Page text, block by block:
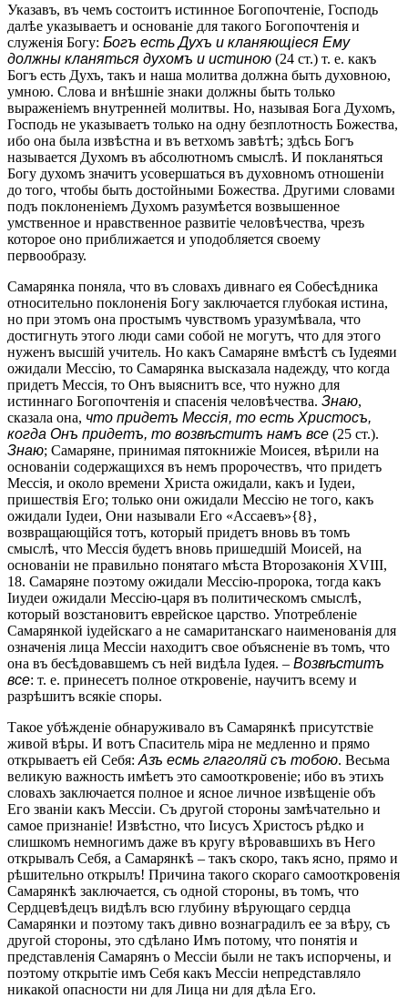
Указавъ, въ чемъ состоитъ истинное Богопочтеніе, Господь
далѣе указываетъ и основаніе для такого Богопочтенія и
служенія Богу: Богъ есть Духъ и кланяющіеся Ему
должны кланяться духомъ и истиною (24 ст.) т. е. какъ
Богъ есть Духъ, такъ и наша молитва должна быть духовною,
умною. Слова и внѣшніе знаки должны быть только
выраженіемъ внутренней молитвы. Но, называя Бога Духомъ,
Господь не указываетъ только на одну безплотность Божества,
ибо она была извѣстна и въ ветхомъ завѣтѣ; здѣсь Богъ
называется Духомъ въ абсолютномъ смыслѣ. И покланяться
Богу духомъ значитъ усовершаться въ духовномъ отношеніи
до того, чтобы быть достойными Божества. Другими словами
подъ поклоненіемъ Духомъ разумѣется возвышенное
умственное и нравственное развитіе человѣчества, чрезъ
которое оно приближается и уподобляется своему
первообразу.
Самарянка поняла, что въ словахъ дивнаго ея Собесѣдника
относительно поклоненія Богу заключается глубокая истина,
но при этомъ она простымъ чувствомъ уразумѣвала, что
достигнуть этого люди сами собой не могутъ, что для этого
нуженъ высшій учитель. Но какъ Самаряне вмѣстѣ съ Іудеями
ожидали Мессію, то Самарянка высказала надежду, что когда
придетъ Мессія, то Онъ выяснитъ все, что нужно для
истиннаго Богопочтенія и спасенія человѣчества. Знаю,
сказала она, что придетъ Мессія, то есть Христосъ,
когда Онъ придетъ, то возвѣститъ намъ все (25 ст.).
Знаю; Самаряне, принимая пятокнижіе Моисея, вѣрили на
основаніи содержащихся въ немъ пророчествъ, что придетъ
Мессія, и около времени Христа ожидали, какъ и Іудеи,
пришествія Его; только они ожидали Мессію не того, какъ
ожидали Іудеи, Они называли Его «Ассаевъ»{8},
возвращающійся тотъ, который придетъ вновь въ томъ
смыслѣ, что Мессія будетъ вновь пришедшій Моисей, на
основаніи не правильно понятаго мѣста Второзаконія XVIII,
18. Самаряне поэтому ожидали Мессію-пророка, тогда какъ
Іиудеи ожидали Мессію-царя въ политическомъ смыслѣ,
который возстановитъ еврейское царство. Употребленіе
Самарянкой іудейскаго а не самаританскаго наименованія для
означенія лица Мессіи находитъ свое объясненіе въ томъ, что
она въ бесѣдовавшемъ съ ней видѣла Іудея. – Возвѣститъ
все: т. е. принесетъ полное откровеніе, научитъ всему и
разрѣшитъ всякіе споры.
Такое убѣжденіе обнаруживало въ Самарянкѣ присутствіе
живой вѣры. И вотъ Спаситель міра не медленно и прямо
открываетъ ей Себя: Азъ есмь глаголяй съ тобою. Весьма
великую важность имѣетъ это самооткровеніе; ибо въ этихъ
словахъ заключается полное и ясное личное извѣщеніе объ
Его званіи какъ Мессіи. Съ другой стороны замѣчательно и
самое признаніе! Извѣстно, что Iисусъ Христосъ рѣдко и
слишкомъ немногимъ даже въ кругу вѣровавшихъ въ Него
открывалъ Себя, а Самарянкѣ – такъ скоро, такъ ясно, прямо и
рѣшительно открылъ! Причина такого скораго самооткровенія
Самарянкѣ заключается, съ одной стороны, въ томъ, что
Сердцевѣдецъ видѣлъ всю глубину вѣрующаго сердца
Самарянки и поэтому такъ дивно вознаградилъ ее за вѣру, съ
другой стороны, это сдѣлано Имъ потому, что понятія и
представленія Самарянъ о Мессіи были не такъ испорчены, и
поэтому открытіе имъ Себя какъ Мессіи непредставляло
никакой опасности ни для Лица ни для дѣла Его.